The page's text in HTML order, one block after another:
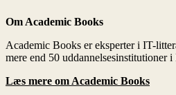
Om Academic Books
Læs mere om Academic Books